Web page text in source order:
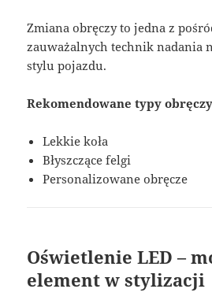
Zmiana obręczy to jedna z
zauważalnych technik nadania
stylu pojazdu.
Rekomendowane typy
Lekkie koła
Błyszczące felgi
Personalizowane obręcze
Oświetlenie LED –
element w stylizacji